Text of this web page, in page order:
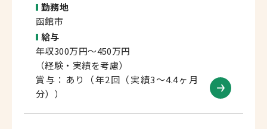
勤務地
函館市
給与
年収300万円～450万円
（経験・実績を考慮）
賞与：あり（年2回（実績3～4.4ヶ月
分））